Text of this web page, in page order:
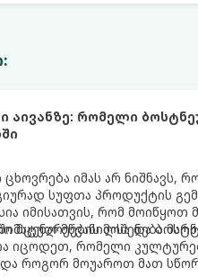
აივანზე: რომელი
ცხოვრება იმას არ ნიშნავს,
სუფთა პროდუქტის
იმისათვის, რომ
მწვანილსა და
მცენარეების მოშენება
იცოდეთ, რომელი
როგორ მოუაროთ მათ